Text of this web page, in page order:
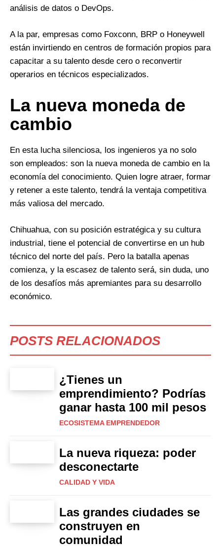
análisis de datos o DevOps.
A la par, empresas como Foxconn, BRP o Honeywell
están invirtiendo en centros de formación propios para
capacitar a su talento desde cero o reconvertir
operarios en técnicos especializados.
La nueva moneda de
cambio
En esta lucha silenciosa, los ingenieros ya no solo
son empleados: son la nueva moneda de cambio en la
economía del conocimiento. Quien logre atraer, formar
y retener a este talento, tendrá la ventaja competitiva
más valiosa del mercado.
Chihuahua, con su posición estratégica y su cultura
industrial, tiene el potencial de convertirse en un hub
técnico del norte del país. Pero la batalla apenas
comienza, y la escasez de talento será, sin duda, uno
de los desafíos más apremiantes para su desarrollo
económico.
POSTS RELACIONADOS
¿Tienes un
emprendimiento? Podrías
ganar hasta 100 mil pesos
ECOSISTEMA EMPRENDEDOR
La nueva riqueza: poder
desconectarte
CALIDAD Y VIDA
Las grandes ciudades se
construyen en
comunidad